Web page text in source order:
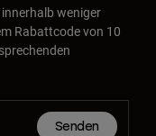
weniger
Rabattcode von 10
Senden